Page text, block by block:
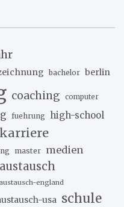
bachelor berlin
coaching computer
fuehrung high-school
karriere
master medien
england
usa schule